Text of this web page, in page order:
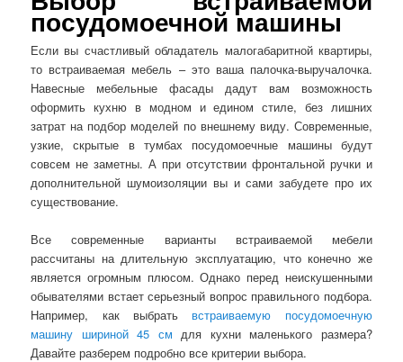
посудомоечной машины
Если вы счастливый обладатель малогабаритной квартиры,
то встраиваемая мебель – это ваша палочка-выручалочка.
Навесные мебельные фасады дадут вам возможность
оформить кухню в модном и едином стиле, без лишних
затрат на подбор моделей по внешнему виду. Современные,
узкие, скрытые в тумбах посудомоечные машины будут
совсем не заметны. А при отсутствии фронтальной ручки и
дополнительной шумоизоляции вы и сами забудете про их
существование.
Все современные варианты встраиваемой мебели
рассчитаны на длительную эксплуатацию, что конечно же
является огромным плюсом. Однако перед неискушенными
обывателями встает серьезный вопрос правильного подбора.
Например, как выбрать встраиваемую посудомоечную
машину шириной 45 см для кухни маленького размера?
Давайте разберем подробно все критерии выбора.